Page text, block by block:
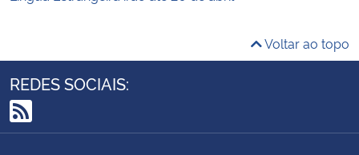
Voltar ao topo
REDES SOCIAIS:
RSS